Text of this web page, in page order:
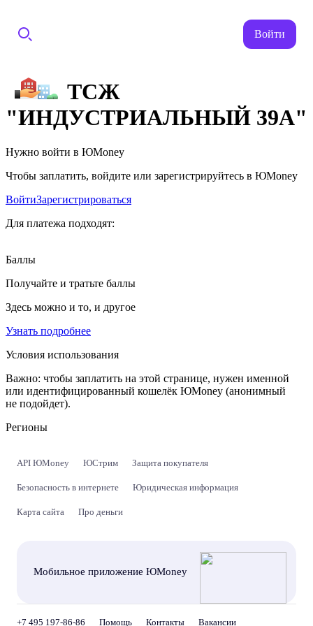
Войти
ТСЖ
"ИНДУСТРИАЛЬНЫЙ 39А"
Нужно войти в ЮMoney
Чтобы заплатить, войдите или зарегистрируйтесь в ЮMoney
ВойтиЗарегистрироваться
Для платежа подходят:
Баллы
Получайте и тратьте баллы
Здесь можно и то, и другое
Узнать подробнее
Условия использования
Важно: чтобы заплатить на этой странице, нужен именной
или идентифицированный кошелёк ЮMoney (анонимный
не подойдет).
Регионы
API ЮMoney ЮСтрим Защита покупателя
Безопасность в интернете Юридическая информация
Карта сайта Про деньги
Мобильное приложение ЮMoney
+7 495 197-86-86 Помощь Контакты Вакансии